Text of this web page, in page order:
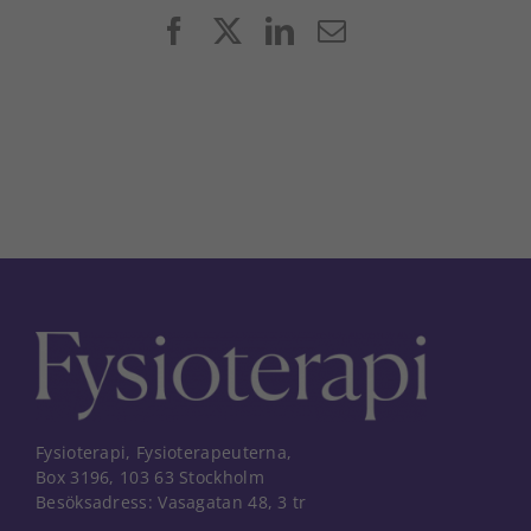
FacebookLinkedIn
E-
Fysioterapi, Fysioterapeuterna,
Box 3196, 103 63 Stockholm
Besöksadress: Vasagatan 48, 3 tr